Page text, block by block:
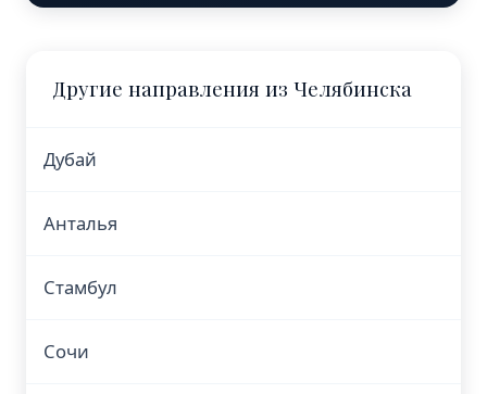
Другие направления из Челябинска
Дубай
Анталья
Стамбул
Сочи